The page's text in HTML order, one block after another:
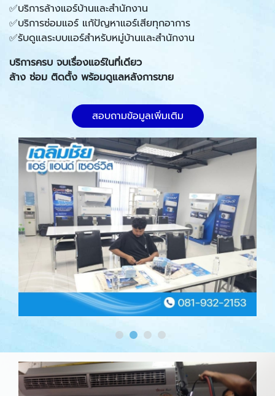
✅บริการล้างแอร์บ้านและสำนักงาน
✅บริการซ่อมแอร์ แก้ปัญหาแอร์เสียทุกอาการ
✅รับดูแลระบบแอร์สำหรับหมู่บ้านและสำนักงาน
บริการครบ จบเรื่องแอร์ในที่เดียว
ล้าง ซ่อม ติดตั้ง พร้อมดูแลหลังการขาย
สอบถามข้อมูลเพิ่มเติม